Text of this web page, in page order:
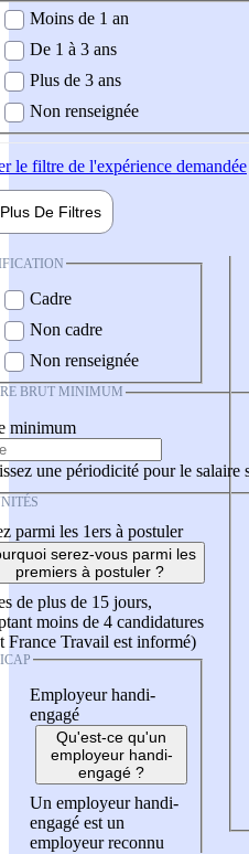
demandée
Moins de 1 an
De 1 à 3 ans
Plus de 3 ans
Non renseignée
le filtre de l'expérience demandée
Plus De Filtres
Cadre
Non cadre
Non renseignée
BRUT MINIMUM
minimum
une périodicité pour le salaire
parmi les 1ers à postuler
serez-vous parmi les
premiers à postuler ?
de plus de 15 jours,
moins de 4 candidatures
France Travail est informé)
Employeur handi-
engagé
Qu'est-ce qu'un
employeur handi-
engagé ?
Un employeur handi-
engagé est un
employeur reconnu